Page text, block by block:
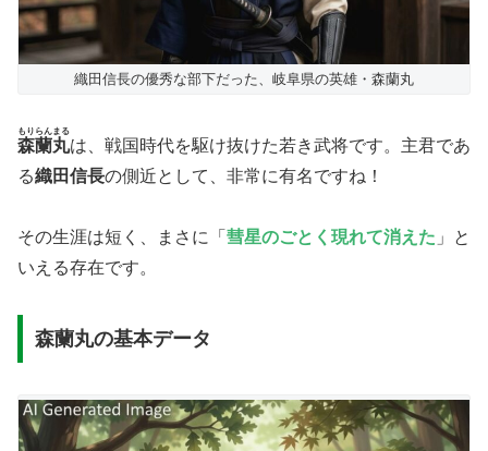
織田信長の優秀な部下だった、岐阜県の英雄・森蘭丸
森蘭丸
もりらんまる
は、戦国時代を駆け抜けた若き武将です。主君であ
る織田信長の側近として、非常に有名ですね！
その生涯は短く、まさに「 彗星のごとく現れて消えた 」と
いえる存在です。
森蘭丸の基本データ